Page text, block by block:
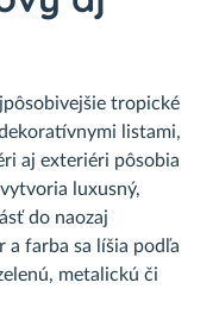
tropické
listami,
aj exteriéri pôsobia
luxusný,
do naozaj
a farba sa líšia podľa
metalickú či